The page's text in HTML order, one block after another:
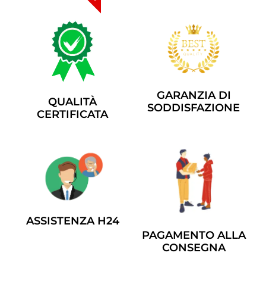
QUALITÀ
CERTIFICATA
GARANZIA DI
SODDISFAZIONE
ASSISTENZA H24
PAGAMENTO ALLA
CONSEGNA